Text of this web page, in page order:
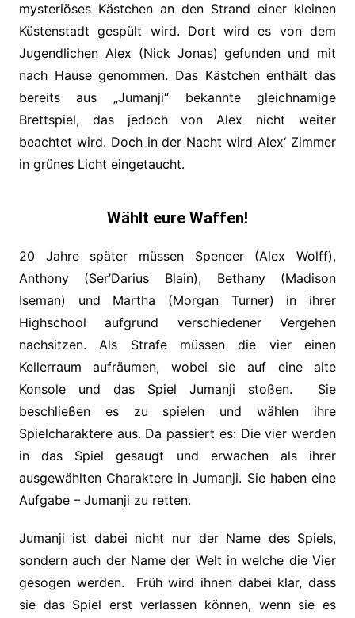
mysteriöses Kästchen an den Strand einer kleinen
Küstenstadt gespült wird. Dort wird es von dem
Jugendlichen Alex (Nick Jonas) gefunden und mit
nach Hause genommen. Das Kästchen enthält das
bereits aus „Jumanji“ bekannte gleichnamige
Brettspiel, das jedoch von Alex nicht weiter
beachtet wird. Doch in der Nacht wird Alex‘ Zimmer
in grünes Licht eingetaucht.
Wählt eure Waffen!
20 Jahre später müssen Spencer (Alex Wolff),
Anthony (Ser’Darius Blain), Bethany (Madison
Iseman) und Martha (Morgan Turner) in ihrer
Highschool aufgrund verschiedener Vergehen
nachsitzen. Als Strafe müssen die vier einen
Kellerraum aufräumen, wobei sie auf eine alte
Konsole und das Spiel Jumanji stoßen. Sie
beschließen es zu spielen und wählen ihre
Spielcharaktere aus. Da passiert es: Die vier werden
in das Spiel gesaugt und erwachen als ihrer
ausgewählten Charaktere in Jumanji. Sie haben eine
Aufgabe – Jumanji zu retten.
Jumanji ist dabei nicht nur der Name des Spiels,
sondern auch der Name der Welt in welche die Vier
gesogen werden. Früh wird ihnen dabei klar, dass
sie das Spiel erst verlassen können, wenn sie es